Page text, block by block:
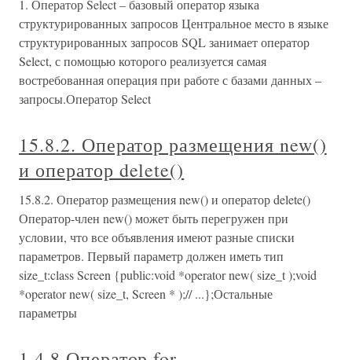
1. Оператор Select – базовый оператор языка
структурированных запросов Центральное место в языке
структурированных запросов SQL занимает оператор
Select, с помощью которого реализуется самая
востребованная операция при работе с базами данных –
запросы.Оператор Select
15.8.2. Оператор размещения new()
и оператор delete()
15.8.2. Оператор размещения new() и оператор delete()
Оператор-член new() может быть перегружен при
условии, что все объявления имеют разные списки
параметров. Первый параметр должен иметь тип
size_t:class Screen {public:void *operator new( size_t );void
*operator new( size_t, Screen * );// ...};Остальные
параметры